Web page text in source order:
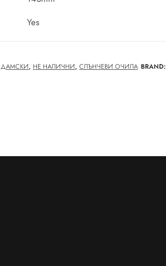
Yes
ДАМСКИ, НЕ НАЛИЧНИ, СЛЪНЧЕВИ ОЧИЛА BRAND: